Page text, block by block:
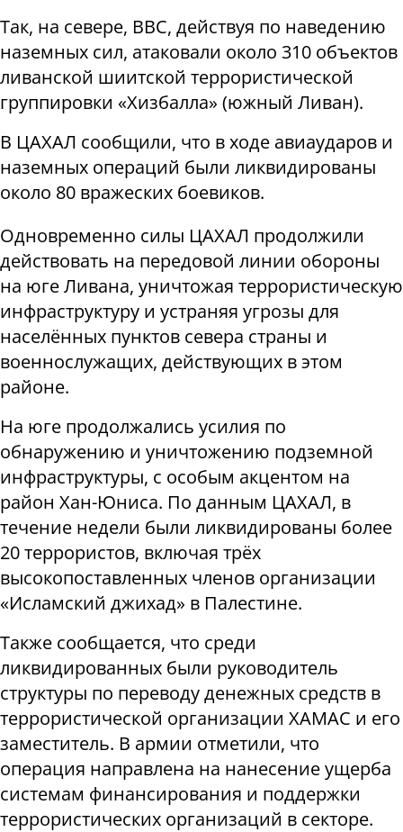
Так, на севере, ВВС, действуя по наведению
наземных сил, атаковали около 310 объектов
ливанской шиитской террористической
группировки «Хизбалла» (южный Ливан).
В ЦАХАЛ сообщили, что в ходе авиаударов и
наземных операций были ликвидированы
около 80 вражеских боевиков.
Одновременно силы ЦАХАЛ продолжили
действовать на передовой линии обороны
на юге Ливана, уничтожая террористическую
инфраструктуру и устраняя угрозы для
населённых пунктов севера страны и
военнослужащих, действующих в этом
районе.
На юге продолжались усилия по
обнаружению и уничтожению подземной
инфраструктуры, с особым акцентом на
район Хан-Юниса. По данным ЦАХАЛ, в
течение недели были ликвидированы более
20 террористов, включая трёх
высокопоставленных членов организации
«Исламский джихад» в Палестине.
Также сообщается, что среди
ликвидированных были руководитель
структуры по переводу денежных средств в
террористической организации ХАМАС и его
заместитель. В армии отметили, что
операция направлена на нанесение ущерба
системам финансирования и поддержки
террористических организаций в секторе.